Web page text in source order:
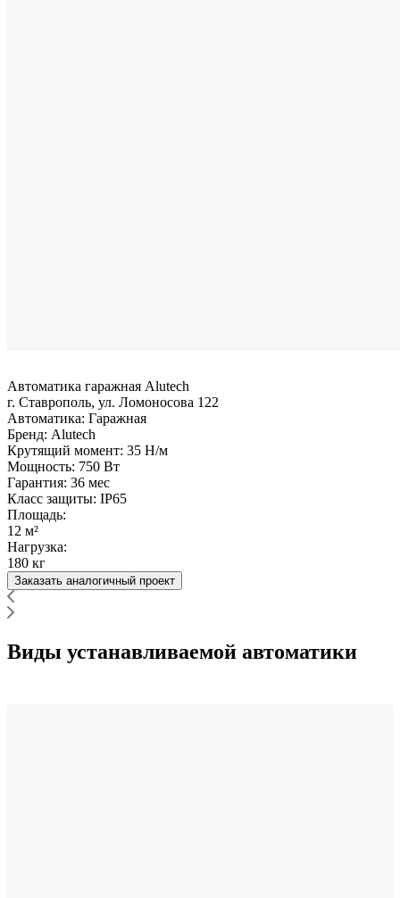
Автоматика гаражная Alutech
г. Ставрополь, ул. Ломоносова 122
Автоматика: Гаражная
Бренд: Alutech
Крутящий момент: 35 Н/м
Мощность: 750 Вт
Гарантия: 36 мес
Класс защиты: IP65
Площадь:
12 м²
Нагрузка:
180 кг
Заказать аналогичный проект
Виды устанавливаемой автоматики